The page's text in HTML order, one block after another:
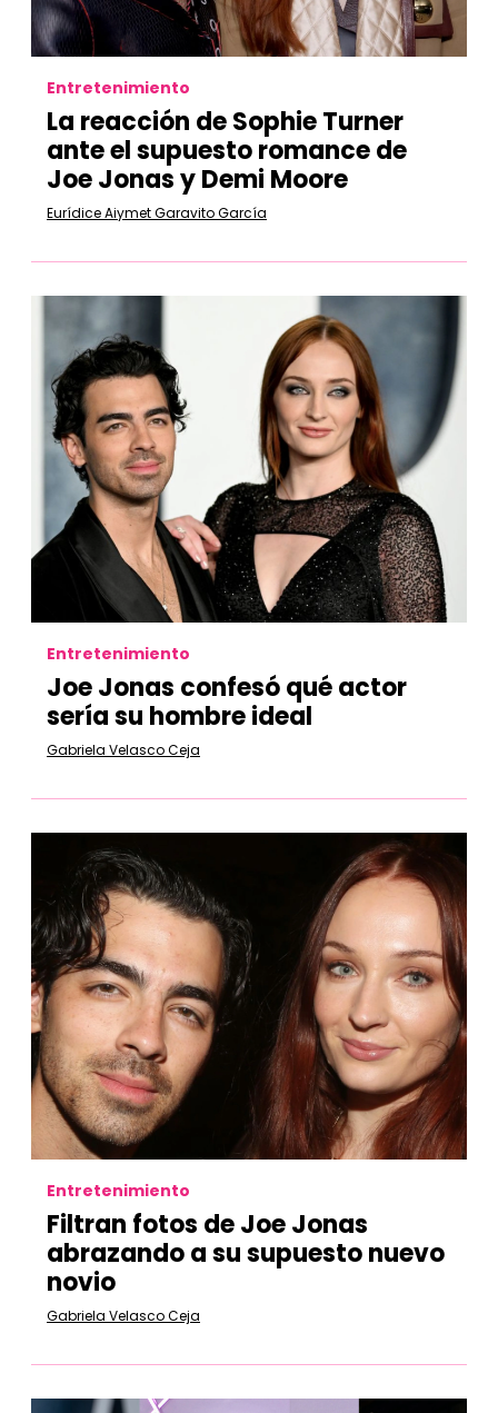
Entretenimiento
La reacción de Sophie Turner
ante el supuesto romance de
Joe Jonas y Demi Moore
Eurídice Aiymet Garavito García
Entretenimiento
Joe Jonas confesó qué actor
sería su hombre ideal
Gabriela Velasco Ceja
Entretenimiento
Filtran fotos de Joe Jonas
abrazando a su supuesto nuevo
novio
Gabriela Velasco Ceja